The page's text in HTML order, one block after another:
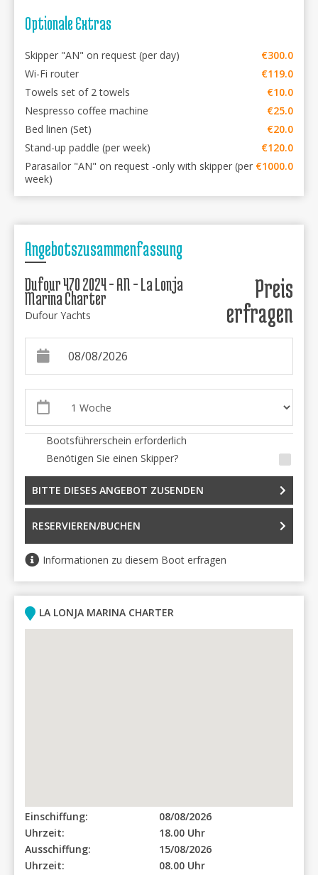
Optionale Extras
Skipper "AN" on request (per day)
€300.0
Wi-Fi router
€119.0
Towels set of 2 towels
€10.0
Nespresso coffee machine
€25.0
Bed linen (Set)
€20.0
Stand-up paddle (per week)
€120.0
Parasailor "AN" on request -only with skipper (per
week)
€1000.0
Angebotszusammenfassung
Dufour 470 2024 - AN - La Lonja
Marina Charter
Dufour Yachts
Preis
erfragen
Bootsführerschein erforderlich
Benötigen Sie einen Skipper?
BITTE DIESES ANGEBOT ZUSENDEN
RESERVIEREN/BUCHEN
Informationen zu diesem Boot erfragen
LA LONJA MARINA CHARTER
Einschiffung:
08/08/2026
Uhrzeit:
18.00 Uhr
Ausschiffung:
15/08/2026
Uhrzeit:
08.00 Uhr